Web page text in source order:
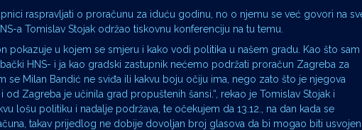
raspravljati o proračunu za iduću godinu, no o njemu se već govori na
a Tomislav Stojak održao tiskovnu konferenciju na tu temu.
pokazuje u kojem se smjeru i kako vodi politika u našem gradu. Kao što sam
HNS- i ja kao gradski zastupnik nećemo podržati proračun Zagreba za
se Milan Bandić ne sviđa ili kakvu boju očiju ima, nego zato što je njegova
Zagreba je učinila grad propuštenih šansi.“, rekao je Tomislav Stojak i
lošu politiku i nadalje podržava, te očekujem da 13.12., na dan kada se
takav prijedlog ne dobije dovoljan broj glasova da bi mogao biti